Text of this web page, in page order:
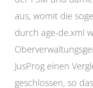
aus, womit die
durch age-de.xml
JusProg einen
geschlossen, so